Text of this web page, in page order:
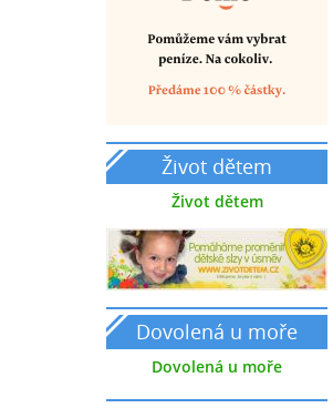
Život dětem
Život dětem
Dovolená u moře
Dovolená u moře